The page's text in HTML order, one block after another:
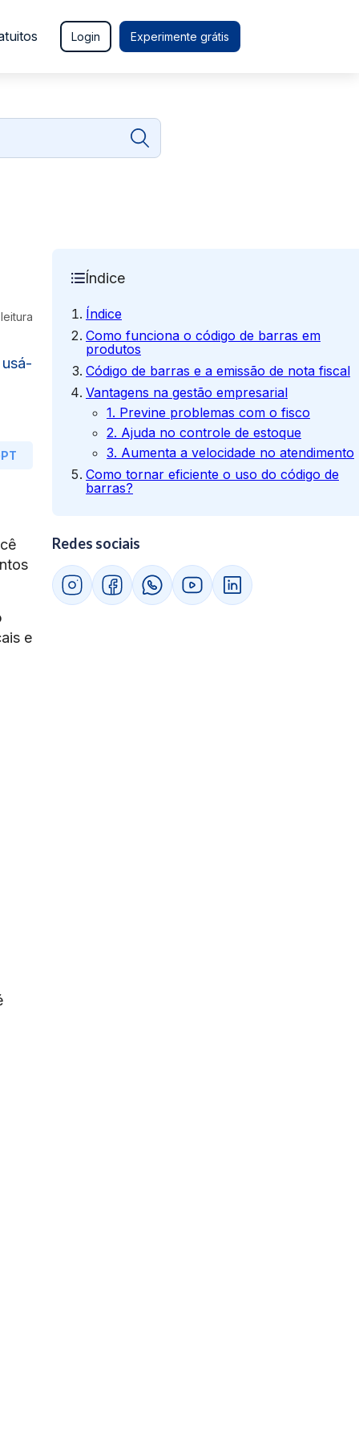
Login Experimente grátis
e
Índice
Índice
Como funciona o código de barras em
produtos
Código de barras e a emissão de nota fiscal
Vantagens na gestão empresarial
1. Previne problemas com o fisco
2. Ajuda no controle de estoque
3. Aumenta a velocidade no atendimento
Como tornar eficiente o uso do código de
barras?
Redes sociais